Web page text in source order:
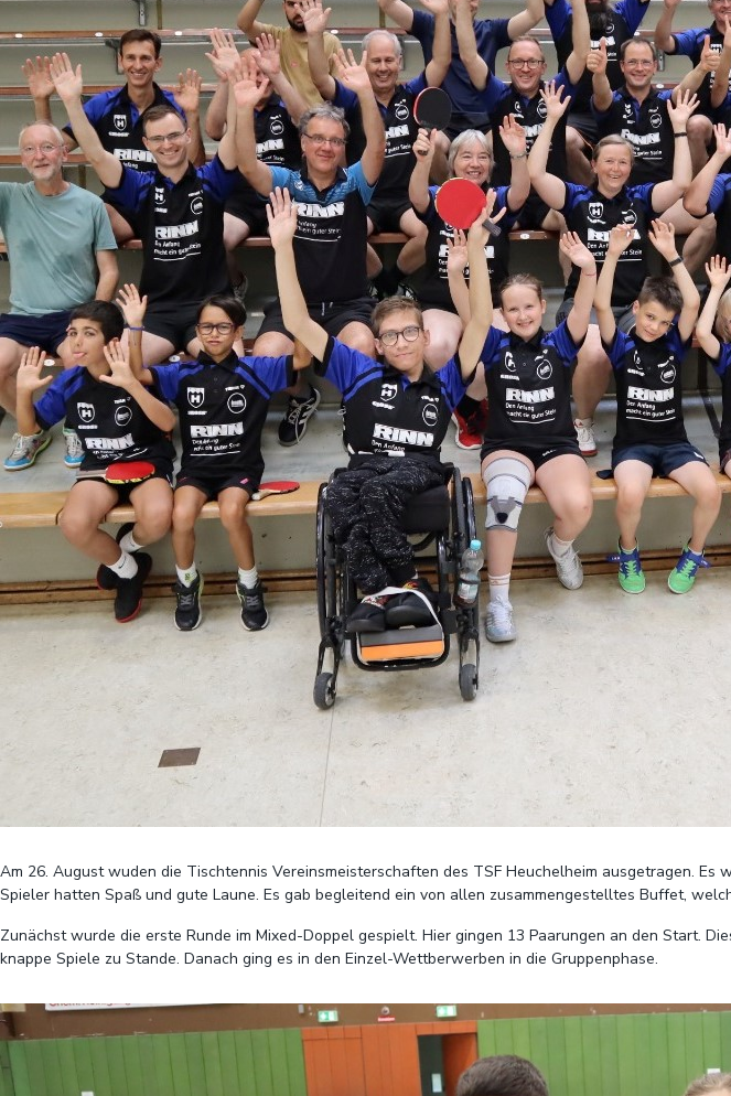
Am 26. August wuden die Tischtennis Vereinsmeisterschaften des TSF Heuchelheim ausgetragen.
Spieler hatten Spaß und gute Laune. Es gab begleitend ein von allen zusammengestelltes Buffet,
Zunächst wurde die erste Runde im Mixed-Doppel gespielt. Hier gingen 13 Paarungen an den Start.
knappe Spiele zu Stande. Danach ging es in den Einzel-Wettberwerben in die Gruppenphase.